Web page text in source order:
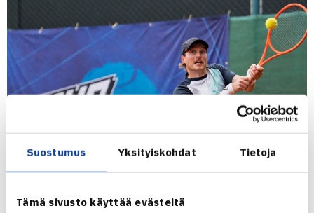
Suostumus Yksityiskohdat Tietoja
Tämä sivusto käyttää evästeitä